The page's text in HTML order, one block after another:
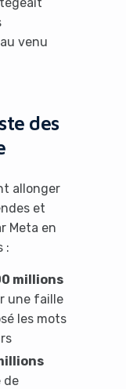
venu
des
allonger
et
Meta en
:
millions
une faille
les mots
de